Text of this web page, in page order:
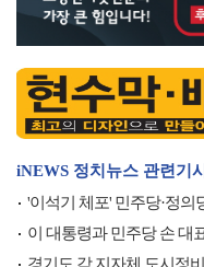
iNEWS 정치뉴스 관련기
'이석기 체포' 민주당·정의
이 대통령과 민주당 손 대